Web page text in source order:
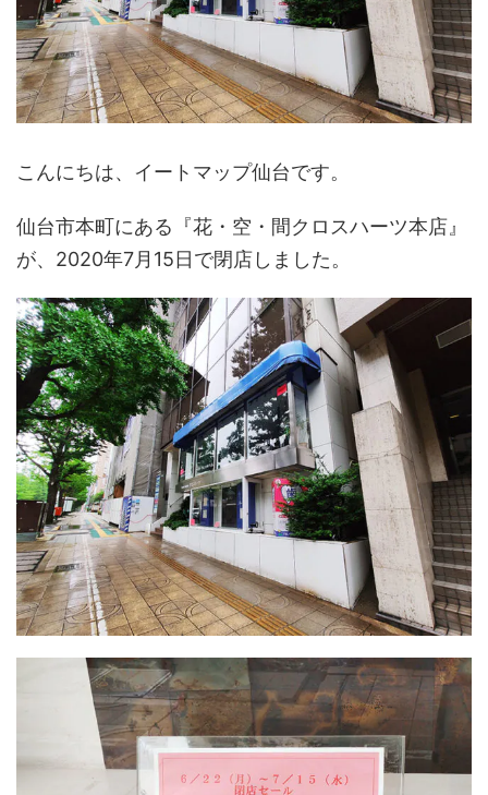
こんにちは、イートマップ仙台です。
仙台市本町にある『花・空・間クロスハーツ本店』
が、2020年7月15日で閉店しました。